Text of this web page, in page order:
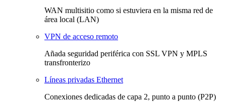
WAN multisitio como si estuviera en la misma red de
área local (LAN)
VPN de acceso remoto
Añada seguridad periférica con SSL VPN y MPLS
transfronterizo
Líneas privadas Ethernet
Conexiones dedicadas de capa 2, punto a punto (P2P)